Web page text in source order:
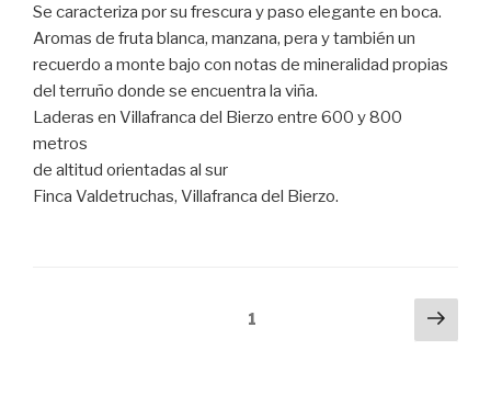
Se caracteriza por su frescura y paso elegante en boca.
Aromas de fruta blanca, manzana, pera y también un
recuerdo a monte bajo con notas de mineralidad propias
del terruño donde se encuentra la viña.
Laderas en Villafranca del Bierzo entre 600 y 800
metros
de altitud orientadas al sur
Finca Valdetruchas, Villafranca del Bierzo.
1